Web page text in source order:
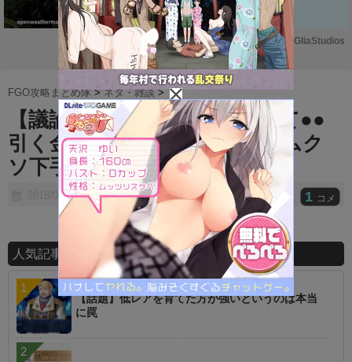
M
u
t
Powered by GliaStudios
FGO攻略まとめ隊 >ネタ・雑談 >
【議論】アタッカーに金かけて●●
引く金なくなるやつってゲームク
ソ下手だよなｗｗｗｗ
2018/07/04 1 コメ
人気記事ランキング
【話題】低レアを育てた方が強いというのは本当
に罠